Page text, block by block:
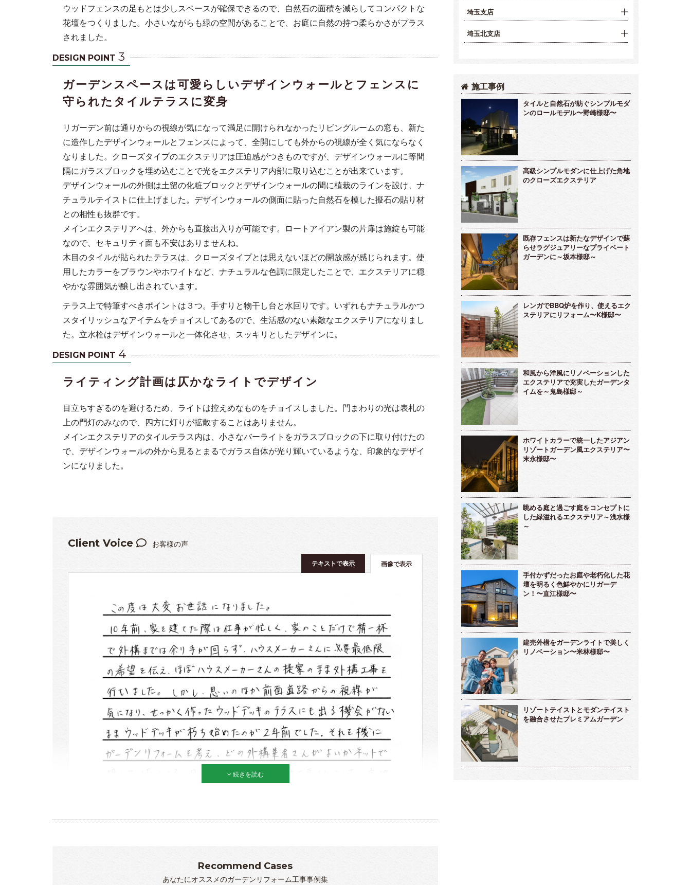
ウッドフェンスの足もとは少しスペースが確保できるので、自然石の面積を減らしてコンパクトな
花壇をつくりました。小さいながらも緑の空間があることで、お庭に自然の持つ柔らかさがプラス
されました。
DESIGN POINT 3
ガーデンスペースは可愛らしいデザインウォールとフェンスに
守られたタイルテラスに変身
リガーデン前は通りからの視線が気になって満足に開けられなかったリビングルームの窓も、新た
に造作したデザインウォールとフェンスによって、全開にしても外からの視線が全く気にならなく
なりました。クローズタイプのエクステリアは圧迫感がつきものですが、デザインウォールに等間
隔にガラスブロックを埋め込むことで光をエクステリア内部に取り込むことが出来ています。
デザインウォールの外側は土留の化粧ブロックとデザインウォールの間に植栽のラインを設け、ナ
チュラルテイストに仕上げました。デザインウォールの側面に貼った自然石を模した擬石の貼り材
との相性も抜群です。
メインエクステリアへは、外からも直接出入りが可能です。ロートアイアン製の片扉は施錠も可能
なので、セキュリティ面も不安はありませんね。
木目のタイルが貼られたテラスは、クローズタイプとは思えないほどの開放感が感じられます。使
用したカラーをブラウンやホワイトなど、ナチュラルな色調に限定したことで、エクステリアに穏
やかな雰囲気が醸し出されています。
テラス上で特筆すべきポイントは３つ。手すりと物干し台と水回りです。いずれもナチュラルかつ
スタイリッシュなアイテムをチョイスしてあるので、生活感のない素敵なエクステリアになりまし
た。立水栓はデザインウォールと一体化させ、スッキリとしたデザインに。
DESIGN POINT 4
ライティング計画は仄かなライトでデザイン
目立ちすぎるのを避けるため、ライトは控えめなものをチョイスしました。門まわりの光は表札の
上の門灯のみなので、四方に灯りが拡散することはありません。
メインエクステリアのタイルテラス内は、小さなバーライトをガラスブロックの下に取り付けたの
で、デザインウォールの外から見るとまるでガラス自体が光り輝いているような、印象的なデザイ
ンになりました。
Client Voice お客様の声
画像で表示
テキストで表示
続きを読む
Recommend Cases
あなたにオススメのガーデンリフォーム工事事例集
埼玉支店
埼玉北支店
施工事例
タイルと自然石が紡ぐシンプルモダ
ンのロールモデル〜野崎様邸〜
高級シンプルモダンに仕上げた角地
のクローズエクステリア
既存フェンスは新たなデザインで蘇
らせラグジュアリーなプライベート
ガーデンに～坂本様邸～
レンガでBBQ炉を作り、使えるエク
ステリアにリフォーム〜K様邸〜
和風から洋風にリノベーションした
エクステリアで充実したガーデンタ
イムを～鬼島様邸～
ホワイトカラーで統一したアジアン
リゾートガーデン風エクステリア〜
末永様邸〜
眺める庭と過ごす庭をコンセプトに
した緑溢れるエクステリア～浅水様
～
手付かずだったお庭や老朽化した花
壇を明るく色鮮やかにリガーデ
ン！〜直江様邸〜
建売外構をガーデンライトで美しく
リノベーション〜米林様邸〜
リゾートテイストとモダンテイスト
を融合させたプレミアムガーデン